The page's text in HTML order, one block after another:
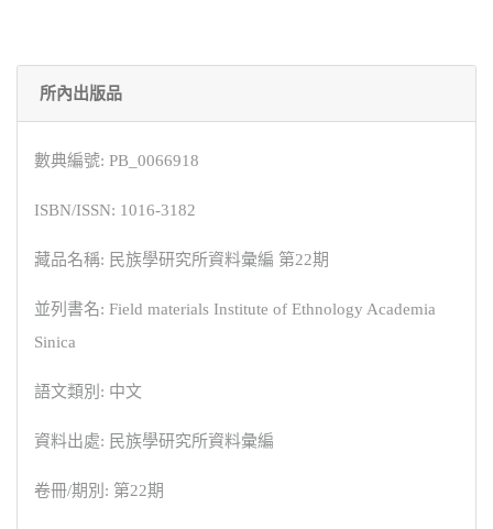
所內出版品
數典編號: PB_0066918
ISBN/ISSN: 1016-3182
藏品名稱: 民族學研究所資料彙編 第22期
並列書名: Field materials Institute of Ethnology Academia
Sinica
語文類別: 中文
資料出處: 民族學研究所資料彙編
卷冊/期別: 第22期